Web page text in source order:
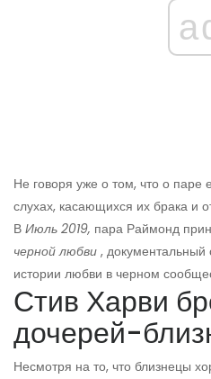
Не говоря уже о том, что о
слухах, касающихся их брака и
В Июль 2019, пара Раймонд
черной любви ,
истории любви в черном
Стив Харви
дочерей-
Несмотря на то, что близнецы